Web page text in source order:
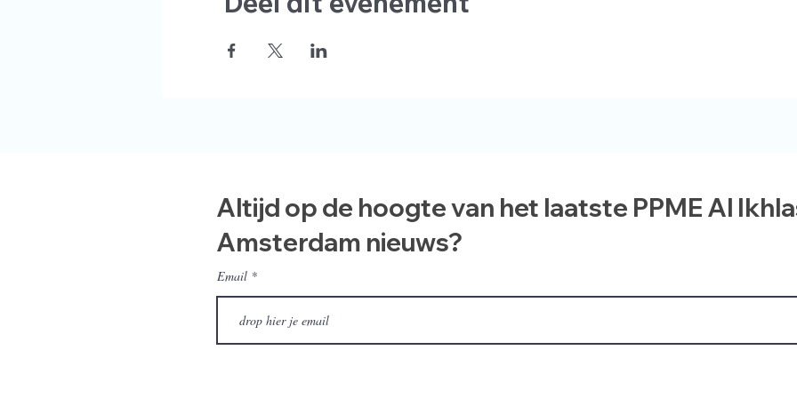
Altijd op de hoogte van het laatste PPME Al
Amsterdam nieuws?
Email